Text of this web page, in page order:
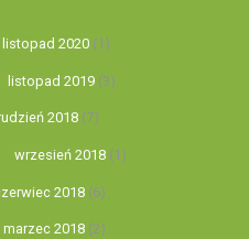
listopad 2020(1)
listopad 2019(3)
2018(7)
wrzesień 2018(1)
2018 (6)
marzec 2018(2)